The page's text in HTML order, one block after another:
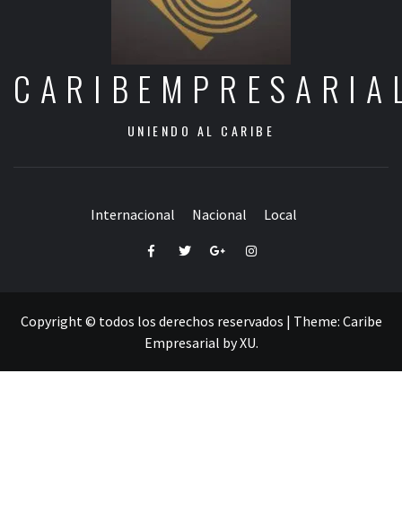
UNIENDO AL CARIBE
Internacional Nacional Local
FacebookTwitterGoogle+Instagram
Copyright © todos los derechos reservados | Theme: Caribe
Empresarial byXU.